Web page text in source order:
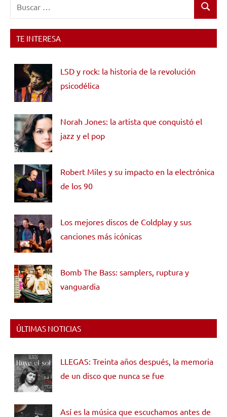
Buscar
TE INTERESA
LSD y rock: la historia de la revolución
psicodélica
Norah Jones: la artista que conquistó el
jazz y el pop
Robert Miles y su impacto en la electrónica
de los 90
Los mejores discos de Coldplay y sus
canciones más icónicas
Bomb The Bass: samplers, ruptura y
vanguardia
ÚLTIMAS NOTICIAS
LLEGAS: Treinta años después, la memoria
de un disco que nunca se fue
Así es la música que escuchamos antes de